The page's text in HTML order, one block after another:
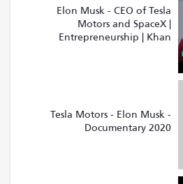
Elon Musk - CEO of Tesla
Motors and SpaceX |
Entrepreneurship | Khan
Tesla Motors - Elon Musk -
Documentary 2020